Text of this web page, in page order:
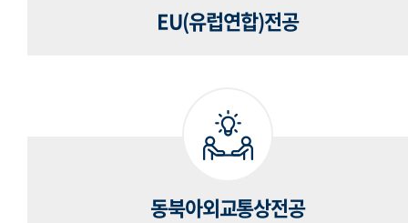
EU(유럽연합)전공
동북아외교통상전공